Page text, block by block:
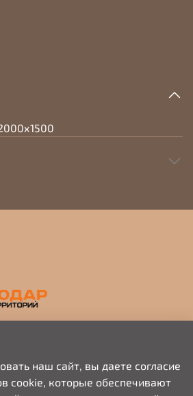
наш сайт, вы даете согласие
cookie, которые обеспечивают